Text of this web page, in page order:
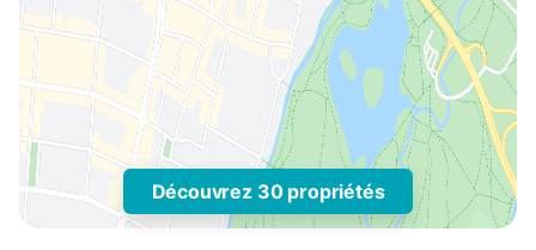
Découvrez 30 propriétés